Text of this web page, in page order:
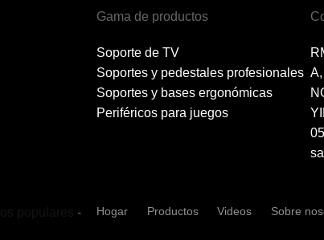
Gama de productos
Soporte de TV
Soportes y pedestales profesionales
Soportes y bases ergonómicas
Periféricos para juegos
-
Hogar Productos Videos Sobre